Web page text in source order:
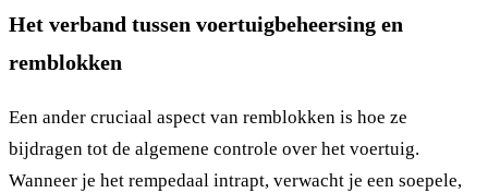
Het verband tussen voertuigbeheersing en
remblokken
Een ander cruciaal aspect van remblokken is hoe ze
bijdragen tot de algemene controle over het voertuig.
Wanneer je het rempedaal intrapt, verwacht je een soepele,